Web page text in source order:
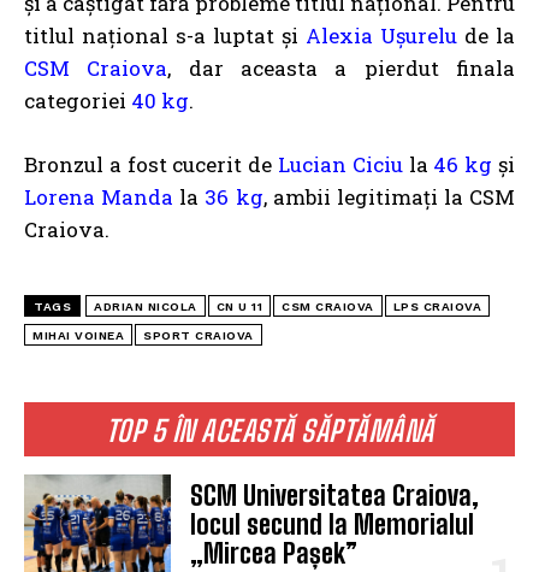
TOP 5 ÎN ACEASTĂ SĂPTĂMÂNĂ
SCM Universitatea Craiova,
locul secund la Memorialul
„Mircea Pașek”
titlul național s-a luptat și Alexia Ușurelu de la
CSM Craiova, dar aceasta a pierdut finala
categoriei 40 kg.
Bronzul a fost cucerit de Lucian Ciciula 46 kg și
Lorena Manda la 36 kg, ambii legitimați la CSM
Craiova.
TAGS ADRIAN NICOLA CN U 11 CSM CRAIOVA LPS CRAIOVA
MIHAI VOINEA SPORT CRAIOVA